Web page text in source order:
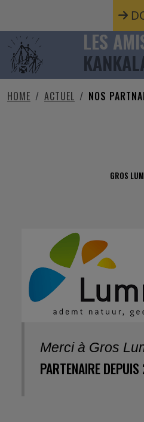
LES
HOME ACTUEL NOS
GROS
Merci à Gros
PARTENAIRE